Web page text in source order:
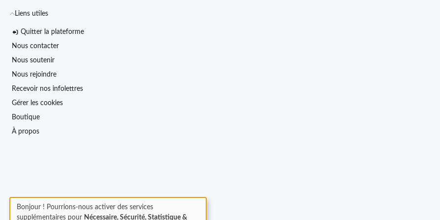
Liens utiles
Quitter la plateforme
Nous contacter
Nous soutenir
Nous rejoindre
Recevoir nos infolettres
Gérer les cookies
Boutique
À propos
Bonjour ! Pourrions-nous activer des services
supplémentaires pour Nécessaire, Sécurité, Statistique &